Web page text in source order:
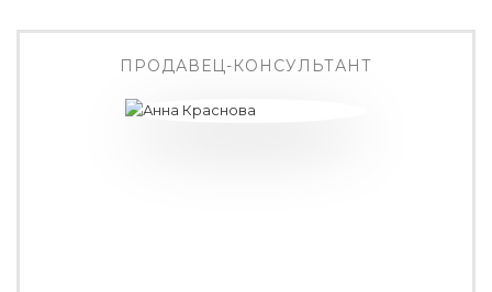
ПРОДАВЕЦ-КОНСУЛЬТАНТ